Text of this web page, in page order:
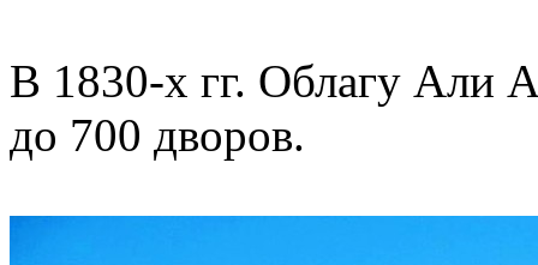
В 1830-х гг. Облагу Али
до 700 дворов.